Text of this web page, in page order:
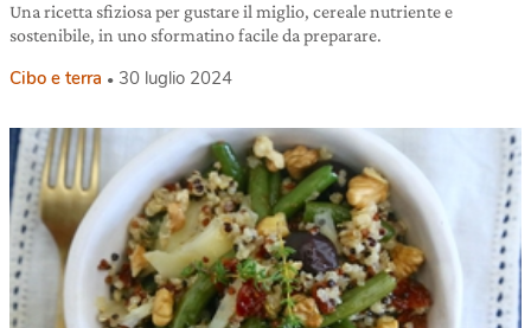
Una ricetta sfiziosa per gustare il miglio, cereale nutriente e
sostenibile, in uno sformatino facile da preparare.
Cibo e terra 30 luglio 2024